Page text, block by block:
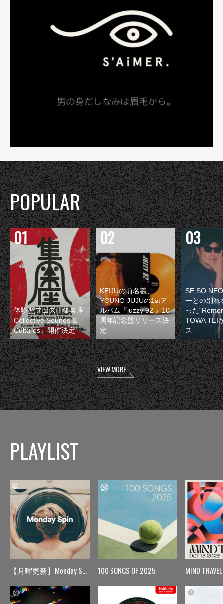
POPULAR
体験型フェス『集楽座
Collective Sounds &
Cultures』開催決定
KEIJUの前名義、
YOUNG JUJUの1stア
ルバム『juzzy 92’』10
周年記念盤リリース決
定
SE SO
一との別れ
った
TOWA TEI
ス
VIEW MORE
PLAYLIST
【月曜更新】Monday Spin 100 SONGS OF 2025 MIND TRAVEL